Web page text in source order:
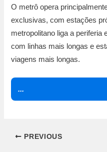
O metrô opera
exclusivas, com estações
metropolitano liga a periferia
com linhas mais longas e
viagens mais longas.
...
PREVIOUS